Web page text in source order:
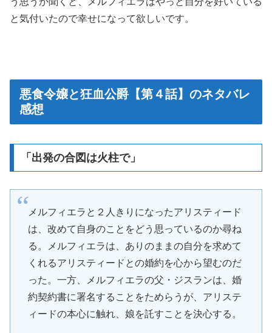
と気付いたので幸せになって欲しいです。
悪食令嬢と狂血公爵【第４話】のネタバレ
感想
「出発の合図は火柱で」
メルフィエラと２人きりになったアリスティード
は、改めて自身のことをどう思っているのか尋ね
る。メルフィエラは、ありのままの自分を求めて
くれるアリスティードとの婚約を心から望むのだ
った。一方、メルフィエラの父・ジスランは、婚
約契約書に署名することをためらうが、アリステ
ィードの本心に触れ、娘を託すことを決心する。